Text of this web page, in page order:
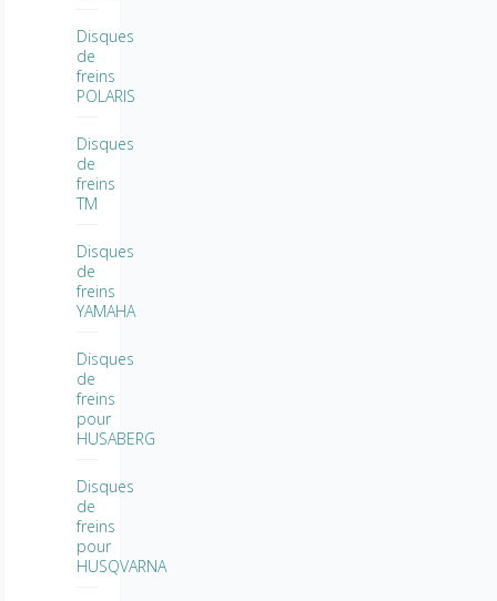
Disques
de
freins
POLARIS
Disques
de
freins
TM
Disques
de
freins
YAMAHA
Disques
de
freins
pour
HUSABERG
Disques
de
freins
pour
HUSQVARNA